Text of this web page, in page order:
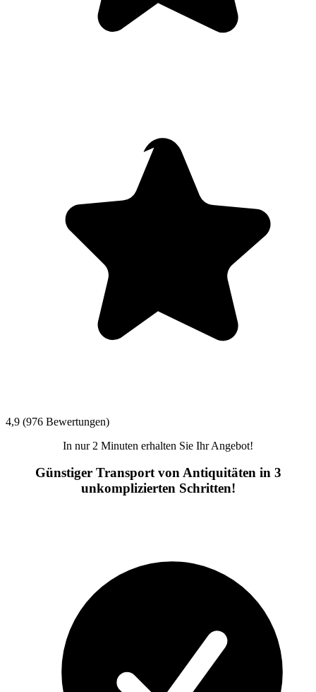
4,9 (976 Bewertungen)
In nur 2 Minuten erhalten Sie Ihr Angebot!
Günstiger Transport von Antiquitäten in 3
unkomplizierten Schritten!